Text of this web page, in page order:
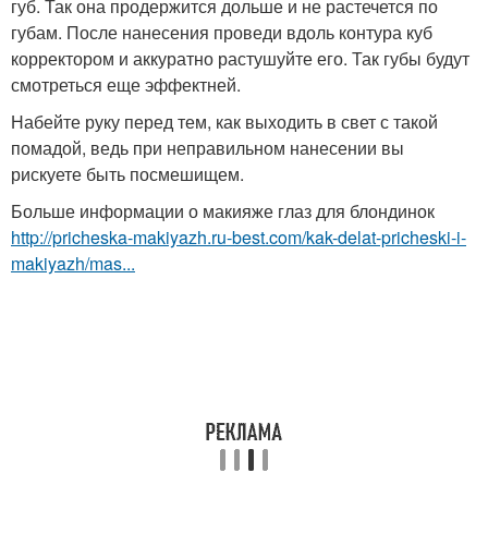
губ. Так она продержится дольше и не растечется по
губам. После нанесения проведи вдоль контура куб
корректором и аккуратно растушуйте его. Так губы будут
смотреться еще эффектней.
Набейте руку перед тем, как выходить в свет с такой
помадой, ведь при неправильном нанесении вы
рискуете быть посмешищем.
Больше информации о макияже глаз для блондинок
http://pricheska-makiyazh.ru-best.com/kak-delat-pricheski-i-
makiyazh/mas...